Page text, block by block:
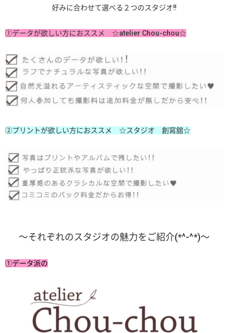
好みに合わせて選べる２つのスタジオ‼
①データが欲しい方におススメ ☆atelier Chou-chou☆
②プリントが欲しい方におススメ ☆スタジオ 創寫舘☆
～それぞれのスタジオの魅力をご紹介(*^-^*)～
①データ派の